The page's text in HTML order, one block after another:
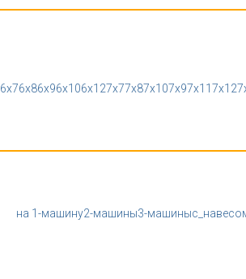
6x76x86x96x106x127x77x87x107x97x11 7x12
на 1-машину2-машины3-машины